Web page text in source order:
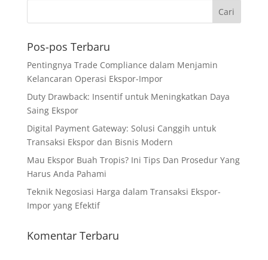
Pos-pos Terbaru
Pentingnya Trade Compliance dalam Menjamin
Kelancaran Operasi Ekspor-Impor
Duty Drawback: Insentif untuk Meningkatkan Daya
Saing Ekspor
Digital Payment Gateway: Solusi Canggih untuk
Transaksi Ekspor dan Bisnis Modern
Mau Ekspor Buah Tropis? Ini Tips Dan Prosedur Yang
Harus Anda Pahami
Teknik Negosiasi Harga dalam Transaksi Ekspor-
Impor yang Efektif
Komentar Terbaru